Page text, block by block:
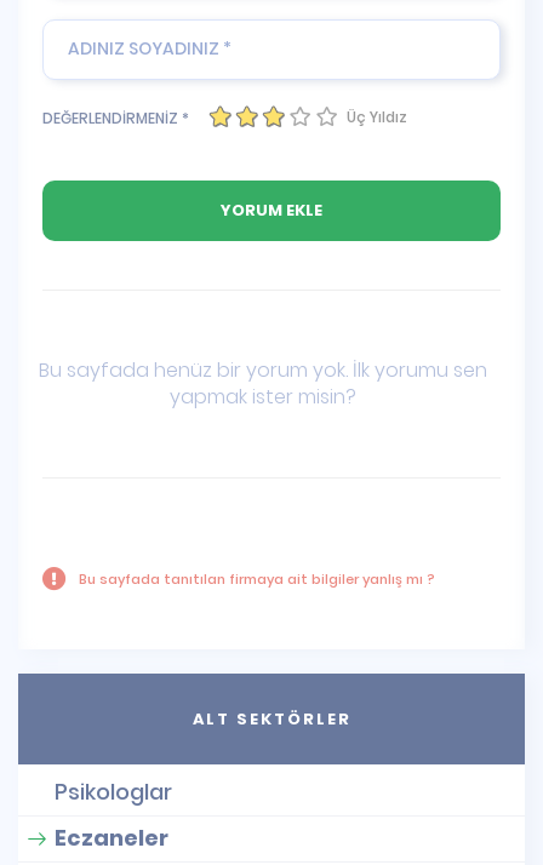
DEĞERLENDİRMENİZ * Üç Yıldız
Bu sayfada henüz bir yorum yok. İlk yorumu sen
yapmak ister misin?
Bu sayfada tanıtılan firmaya ait bilgiler yanlış mı ?
ALT SEKTÖRLER
Psikologlar
Eczaneler